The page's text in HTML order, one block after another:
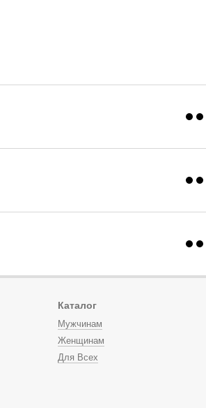
Каталог
Мужчинам
Женщинам
Для Всех